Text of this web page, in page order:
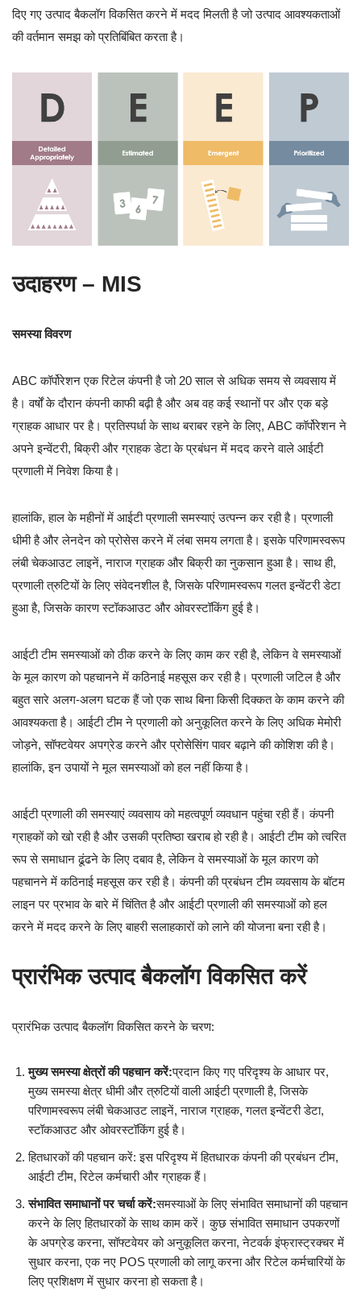
दिए गए उत्पाद बैकलॉग विकसित करने में मदद मिलती है जो उत्पाद आवश्यकताओं
की वर्तमान समझ को प्रतिबिंबित करता है।
उदाहरण – MIS
समस्या विवरण
ABC कॉर्पोरेशन एक रिटेल कंपनी है जो 20 साल से अधिक समय से व्यवसाय में
है। वर्षों के दौरान कंपनी काफी बढ़ी है और अब वह कई स्थानों पर और एक बड़े
ग्राहक आधार पर है। प्रतिस्पर्धा के साथ बराबर रहने के लिए, ABC कॉर्पोरेशन ने
अपने इन्वेंटरी, बिक्री और ग्राहक डेटा के प्रबंधन में मदद करने वाले आईटी
प्रणाली में निवेश किया है।
हालांकि, हाल के महीनों में आईटी प्रणाली समस्याएं उत्पन्न कर रही है। प्रणाली
धीमी है और लेनदेन को प्रोसेस करने में लंबा समय लगता है। इसके परिणामस्वरूप
लंबी चेकआउट लाइनें, नाराज ग्राहक और बिक्री का नुकसान हुआ है। साथ ही,
प्रणाली त्रुटियों के लिए संवेदनशील है, जिसके परिणामस्वरूप गलत इन्वेंटरी डेटा
हुआ है, जिसके कारण स्टॉकआउट और ओवरस्टॉकिंग हुई है।
आईटी टीम समस्याओं को ठीक करने के लिए काम कर रही है, लेकिन वे समस्याओं
के मूल कारण को पहचानने में कठिनाई महसूस कर रही है। प्रणाली जटिल है और
बहुत सारे अलग-अलग घटक हैं जो एक साथ बिना किसी दिक्कत के काम करने की
आवश्यकता है। आईटी टीम ने प्रणाली को अनुकूलित करने के लिए अधिक मेमोरी
जोड़ने, सॉफ्टवेयर अपग्रेड करने और प्रोसेसिंग पावर बढ़ाने की कोशिश की है।
हालांकि, इन उपायों ने मूल समस्याओं को हल नहीं किया है।
आईटी प्रणाली की समस्याएं व्यवसाय को महत्वपूर्ण व्यवधान पहुंचा रही हैं। कंपनी
ग्राहकों को खो रही है और उसकी प्रतिष्ठा खराब हो रही है। आईटी टीम को त्वरित
रूप से समाधान ढूंढने के लिए दबाव है, लेकिन वे समस्याओं के मूल कारण को
पहचानने में कठिनाई महसूस कर रही है। कंपनी की प्रबंधन टीम व्यवसाय के बॉटम
लाइन पर प्रभाव के बारे में चिंतित है और आईटी प्रणाली की समस्याओं को हल
करने में मदद करने के लिए बाहरी सलाहकारों को लाने की योजना बना रही है।
प्रारंभिक उत्पाद बैकलॉग विकसित करें
प्रारंभिक उत्पाद बैकलॉग विकसित करने के चरण:
मुख्य समस्या क्षेत्रों की पहचान करें:प्रदान किए गए परिदृश्य के आधार पर,
मुख्य समस्या क्षेत्र धीमी और त्रुटियों वाली आईटी प्रणाली है, जिसके
परिणामस्वरूप लंबी चेकआउट लाइनें, नाराज ग्राहक, गलत इन्वेंटरी डेटा,
स्टॉकआउट और ओवरस्टॉकिंग हुई है।
हितधारकों की पहचान करें: इस परिदृश्य में हितधारक कंपनी की प्रबंधन टीम,
आईटी टीम, रिटेल कर्मचारी और ग्राहक हैं।
संभावित समाधानों पर चर्चा करें:समस्याओं के लिए संभावित समाधानों की पहचान
करने के लिए हितधारकों के साथ काम करें। कुछ संभावित समाधान उपकरणों
के अपग्रेड करना, सॉफ्टवेयर को अनुकूलित करना, नेटवर्क इंफ्रास्ट्रक्चर में
सुधार करना, एक नए POS प्रणाली को लागू करना और रिटेल कर्मचारियों के
लिए प्रशिक्षण में सुधार करना हो सकता है।